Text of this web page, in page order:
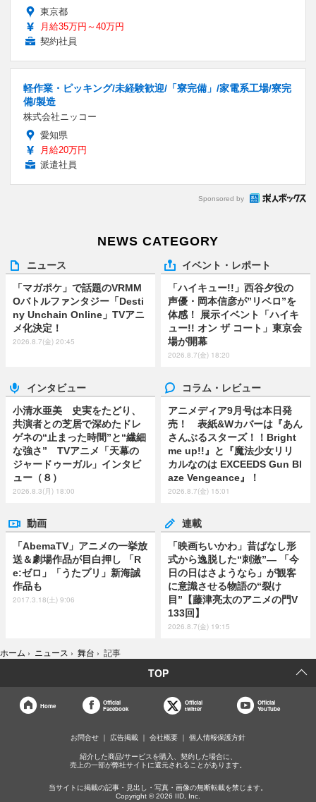
東京都
月給35万円～40万円
契約社員
軽作業・ピッキング/未経験歓迎/「寮完備」/家電系工場/寮完
備/製造
株式会社ニッコー
愛知県
月給20万円
派遣社員
Sponsored by
NEWS CATEGORY
ニュース
「マガポケ」で話題のVRMM
Oバトルファンタジー「Desti
ny Unchain Online」TVアニ
メ化決定！
2026.8.7(金) 20:45
イベント・レポート
「ハイキュー!!」西谷夕役の
声優・岡本信彦が”リベロ”を
体感！ 展示イベント「ハイキ
ュー!! オン ザ コート」東京会
場が開幕
2026.8.7(金) 18:20
インタビュー
小清水亜美 史実をたどり、
共演者との芝居で深めたドレ
ゲネの“止まった時間”と“繊細
な強さ” TVアニメ「天幕の
ジャードゥーガル」インタビ
ュー（８）
2026.8.3(月) 18:00
コラム・レビュー
アニメディア9月号は本日発
売！ 表紙&Wカバーは『あん
さんぶるスターズ！！Bright
me up!!』と『魔法少女リリ
カルなのは EXCEEDS Gun Bl
aze Vengeance』！
2026.8.7(金) 15:01
動画
「AbemaTV」アニメの一挙放
送＆劇場作品が目白押し 「R
e:ゼロ」「うたプリ」新海誠
作品も
2017.3.18(土) 9:06
連載
「映画ちいかわ」昔ばなし形
式から逸脱した“刺激”― 「今
日の日はさようなら」が観客
に意識させる物語の“裂け
目”【藤津亮太のアニメの門V
133回】
2026.8.7(金) 19:15
ホーム › ニュース › 舞台 › 記事
TOP
Home
Official
Facebook
Official
twitter
Official
YouTube
お問合せ 広告掲載 会社概要 個人情報保護方針
紹介した商品/サービスを購入、契約した場合に、
売上の一部が弊社サイトに還元されることがあります。
当サイトに掲載の記事・見出し・写真・画像の無断転載を禁じます。
Copyright © 2026 IID, Inc.